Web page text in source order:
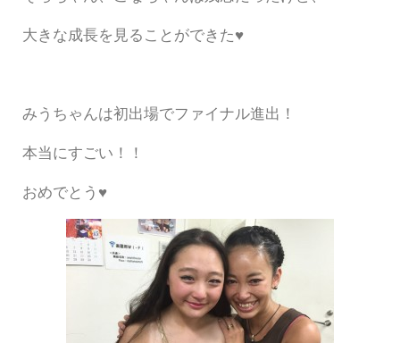
大きな成長を見ることができた♥
みうちゃんは初出場でファイナル進出！
本当にすごい！！
おめでとう♥